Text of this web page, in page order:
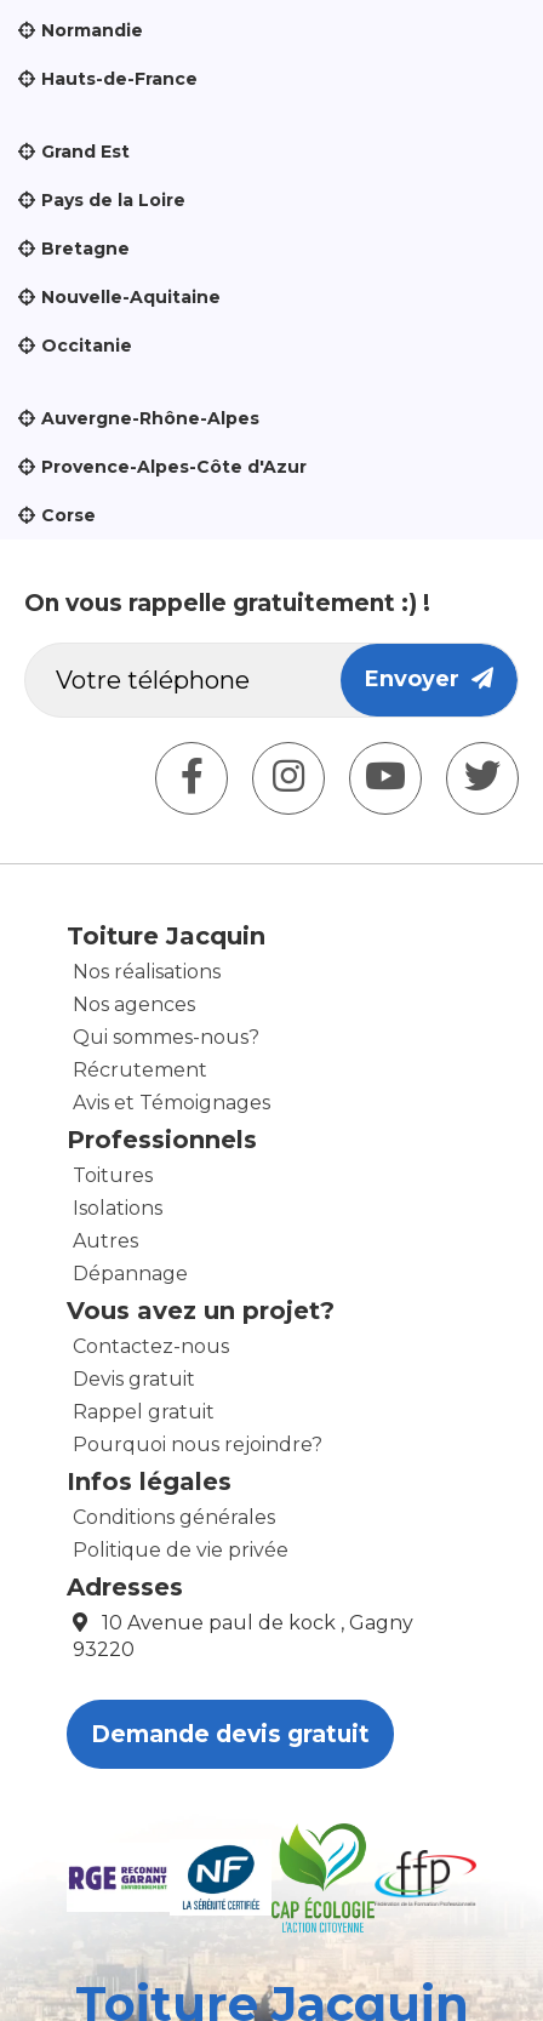
Normandie
Hauts-de-France
Grand Est
Pays de la Loire
Bretagne
Nouvelle-Aquitaine
Occitanie
Auvergne-Rhône-Alpes
Provence-Alpes-Côte d'Azur
Corse
On vous rappelle gratuitement :) !
Envoyer
Toiture Jacquin
Nos réalisations
Nos agences
Qui sommes-nous?
Récrutement
Avis et Témoignages
Professionnels
Toitures
Isolations
Autres
Dépannage
Vous avez un projet?
Contactez-nous
Devis gratuit
Rappel gratuit
Pourquoi nous rejoindre?
Infos légales
Conditions générales
Politique de vie privée
Adresses
10 Avenue paul de kock , Gagny
93220
Demande devis gratuit
Toiture Jacquin